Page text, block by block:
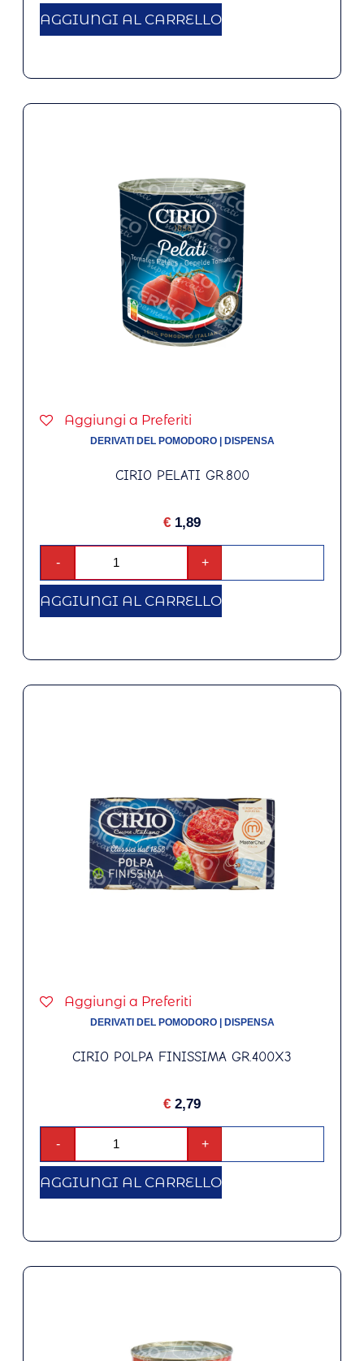
AGGIUNGI AL CARRELLO
Aggiungi a Preferiti
DERIVATI DEL POMODORO| DISPENSA
CIRIO PELATI GR.800
€ 1,89
- +
AGGIUNGI AL CARRELLO
Aggiungi a Preferiti
DERIVATI DEL POMODORO| DISPENSA
CIRIO POLPA FINISSIMA GR.400X3
€ 2,79
- +
AGGIUNGI AL CARRELLO